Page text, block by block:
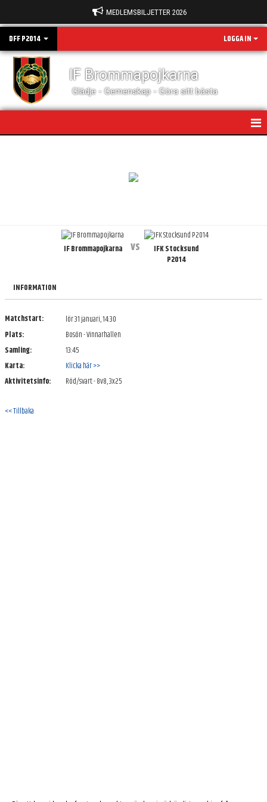
MEDLEMSBILJETTER 2026
DFF P2014 LOGGA IN
IF Brommapojkarna
Glädje - Gemenskap - Göra sitt bästa
KONTAKT
IF Brommapojkarna vs
IFK Stocksund
P2014
INFORMATION
Matchstart:
lör 31 januari, 14:30
Plats:
Bosön - Vinnarhallen
Samling:
13:45
Karta:
Klicka här >>
Aktivitetsinfo:
Röd/svart - 8v8, 3x25
<< Tillbaka